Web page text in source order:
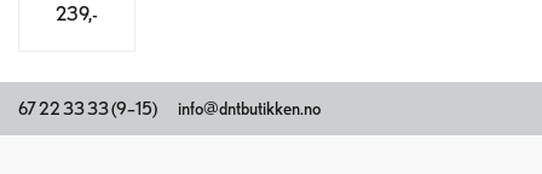
239,-
67 22 33 33 (9–15) info@dntbutikken.no